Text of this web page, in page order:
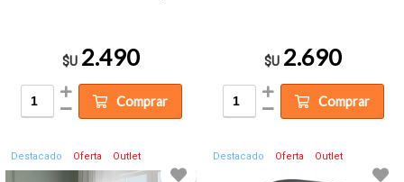
$U 2.490
Comprar
$U 2.690
Comprar
Destacado Oferta Outlet Destacado Oferta Outlet